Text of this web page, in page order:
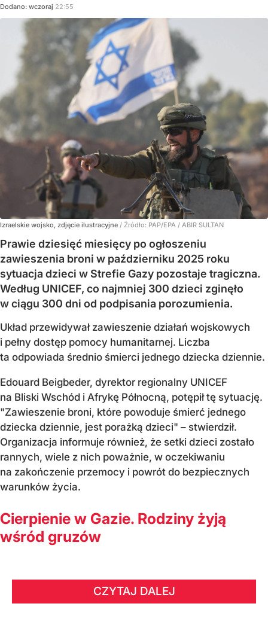
Dodano: wczoraj 22:55
Izraelskie wojsko, zdjęcie ilustracyjne / Źródło: PAP/EPA / ABIR SULTAN
Prawie dziesięć miesięcy po ogłoszeniu
zawieszenia broni w październiku 2025 roku
sytuacja dzieci w Strefie Gazy pozostaje tragiczna.
Według UNICEF, co najmniej 300 dzieci zginęło
w ciągu 300 dni od podpisania porozumienia.
Układ przewidywał zawieszenie działań wojskowych
i pełny dostęp pomocy humanitarnej. Liczba
ta odpowiada średnio śmierci jednego dziecka dziennie.
Edouard Beigbeder, dyrektor regionalny UNICEF
na Bliski Wschód i Afrykę Północną, potępił tę sytuację.
"Zawieszenie broni, które powoduje śmierć jednego
dziecka dziennie, jest porażką dzieci" – stwierdził.
Organizacja informuje również, że setki dzieci zostało
rannych, wiele z nich poważnie, w oczekiwaniu
na zakończenie przemocy i powrót do bezpiecznych
warunków życia.
Cierpienie w Gazie. Rodziny żyją
wśród gruzów
CZYTAJ DALEJ